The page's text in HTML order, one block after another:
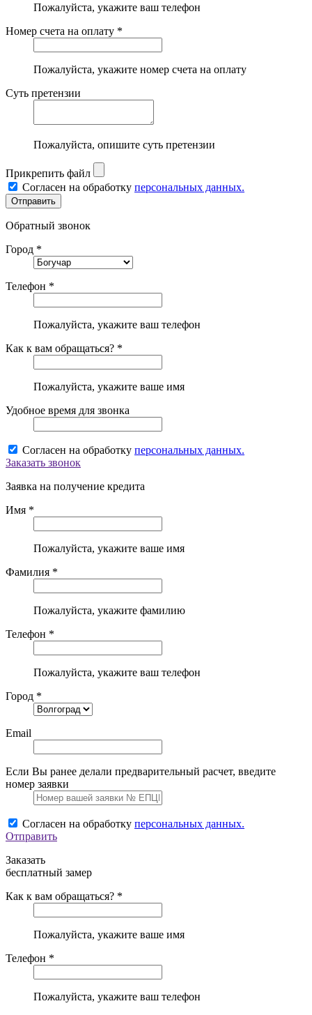
Пожалуйста, укажите ваш телефон
Номер счета на оплату *
Пожалуйста, укажите номер счета на оплату
Суть претензии
Пожалуйста, опишите суть претензии
Прикрепить файл
Согласен на обработку персональных данных.
Обратный звонок
Город *
Телефон *
Пожалуйста, укажите ваш телефон
Как к вам обращаться? *
Пожалуйста, укажите ваше имя
Удобное время для звонка
Согласен на обработку персональных данных.
Заказать звонок
Заявка на получение кредита
Имя *
Пожалуйста, укажите ваше имя
Фамилия *
Пожалуйста, укажите фамилию
Телефон *
Пожалуйста, укажите ваш телефон
Город *
Email
Если Вы ранее делали предварительный расчет, введите
номер заявки
Согласен на обработку персональных данных.
Отправить
Заказать
бесплатный замер
Как к вам обращаться? *
Пожалуйста, укажите ваше имя
Телефон *
Пожалуйста, укажите ваш телефон